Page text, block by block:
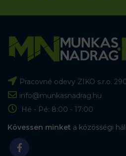
Pracovné odevy ZIKO s.r.o.
info@munkasnadrag.hu
Hé - Pé: 8:00 - 17:00
Kövessen minket a közösségi